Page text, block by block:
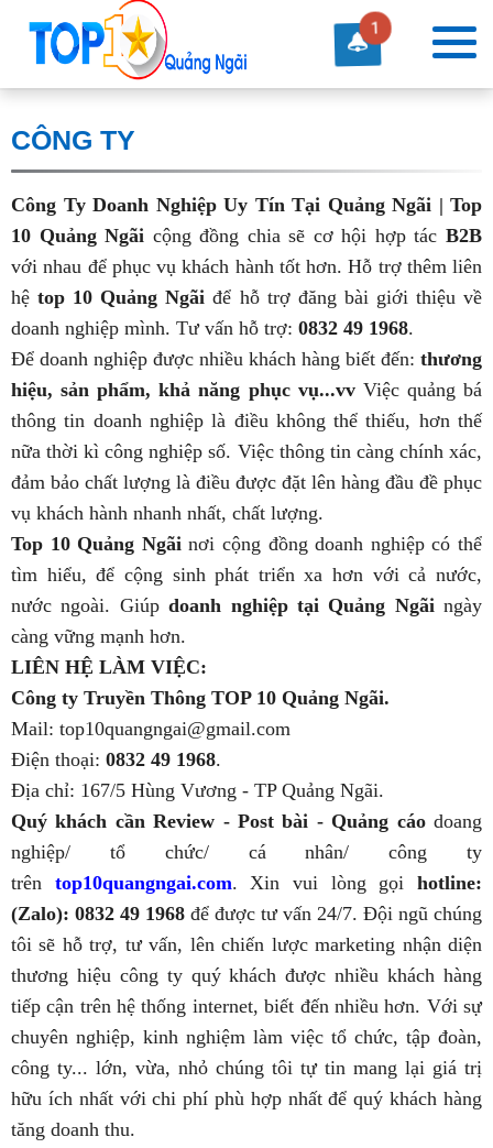
1
CÔNG TY
Công Ty Doanh Nghiệp Uy Tín Tại Quảng Ngãi | Top
10 Quảng Ngãi cộng đồng chia sẽ cơ hội hợp tác B2B
với nhau để phục vụ khách hành tốt hơn. Hỗ trợ thêm liên
hệtop 10 Quảng Ngãi để hỗ trợ đăng bài giới thiệu về
doanh nghiệp mình. Tư vấn hỗ trợ: 0832 49 1968.
Để doanh nghiệp được nhiều khách hàng biết đến: thương
hiệu, sản phẩm, khả năng phục vụ...vvViệc quảng bá
thông tin doanh nghiệp là điều không thể thiếu, hơn thế
nữa thời kì công nghiệp số. Việc thông tin càng chính xác,
đảm bảo chất lượng là điều được đặt lên hàng đầu đề phục
vụ khách hành nhanh nhất, chất lượng.
Top 10 Quảng Ngãinơi cộng đồng doanh nghiệp có thể
tìm hiểu, để cộng sinh phát triển xa hơn với cả nước,
nước ngoài. Giúpdoanh nghiệp tại Quảng Ngãi ngày
càng vững mạnh hơn.
LIÊN HỆ LÀM VIỆC:
Công ty Truyền Thông TOP 10 Quảng Ngãi.
Mail: top10quangngai@gmail.com
Điện thoại: 0832 49 1968.
Địa chỉ: 167/5 Hùng Vương - TP Quảng Ngãi.
Quý khách cần Review - Post bài - Quảng cáodoang
nghiệp/ tổ chức/ cá nhân/ công ty
trên top10quangngai.com. Xin vui lòng gọihotline:
(Zalo): 0832 49 1968 để được tư vấn 24/7. Đội ngũ chúng
tôi sẽ hỗ trợ, tư vấn, lên chiến lược marketing nhận diện
thương hiệu công ty quý khách được nhiều khách hàng
tiếp cận trên hệ thống internet, biết đến nhiều hơn. Với sự
chuyên nghiệp, kinh nghiệm làm việc tổ chức, tập đoàn,
công ty... lớn, vừa, nhỏ chúng tôi tự tin mang lại giá trị
hữu ích nhất với chi phí phù hợp nhất để quý khách hàng
tăng doanh thu.